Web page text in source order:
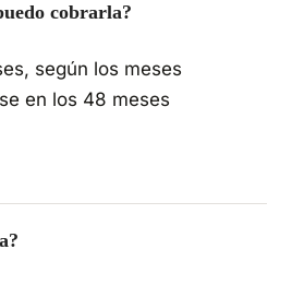
cobrarla?
según los meses
en los 48 meses